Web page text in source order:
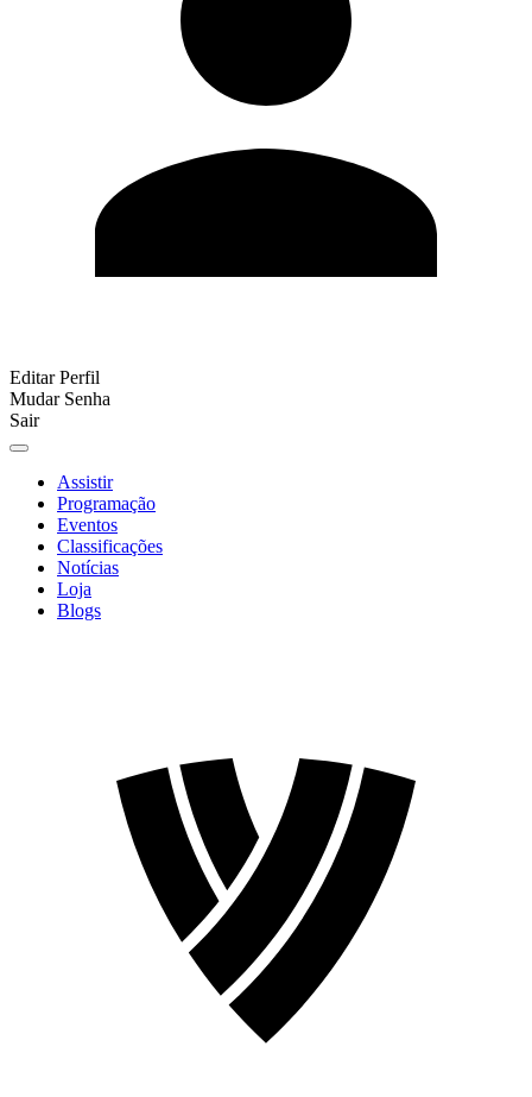
Editar Perfil
Mudar Senha
Sair
Assistir
Programação
Eventos
Classificações
Notícias
Loja
Blogs